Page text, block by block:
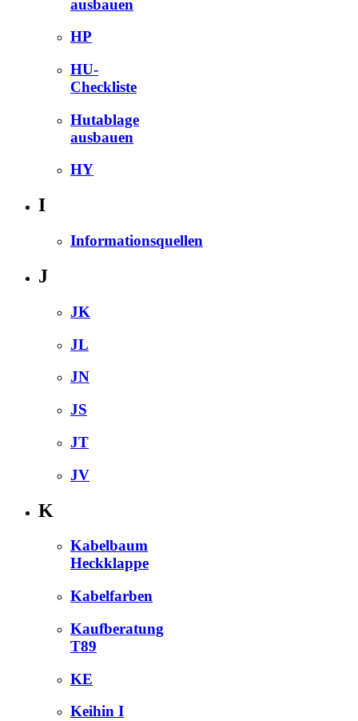
ausbauen
HP
HU-
Checkliste
Hutablage
ausbauen
HY
I
Informationsquellen
J
JK
JL
JN
JS
JT
JV
K
Kabelbaum
Heckklappe
Kabelfarben
Kaufberatung
T89
KE
Keihin I